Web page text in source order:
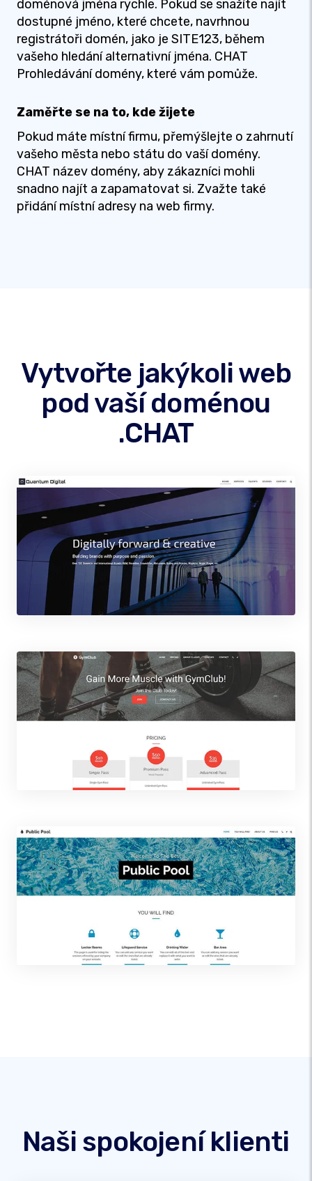
doménová jména rychle. Pokud se snažíte najít
dostupné jméno, které chcete, navrhnou
registrátoři domén, jako je SITE123, během
vašeho hledání alternativní jména. CHAT
Prohledávání domény, které vám pomůže.
Zaměřte se na to, kde žijete
Pokud máte místní firmu, přemýšlejte o zahrnutí
vašeho města nebo státu do vaší domény.
CHAT název domény, aby zákazníci mohli
snadno najít a zapamatovat si. Zvažte také
přidání místní adresy na web firmy.
Vytvořte jakýkoli web
pod vaší doménou
.CHAT
Naši spokojení klienti